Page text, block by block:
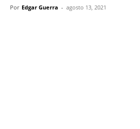
Por Edgar Guerra - agosto 13, 2021